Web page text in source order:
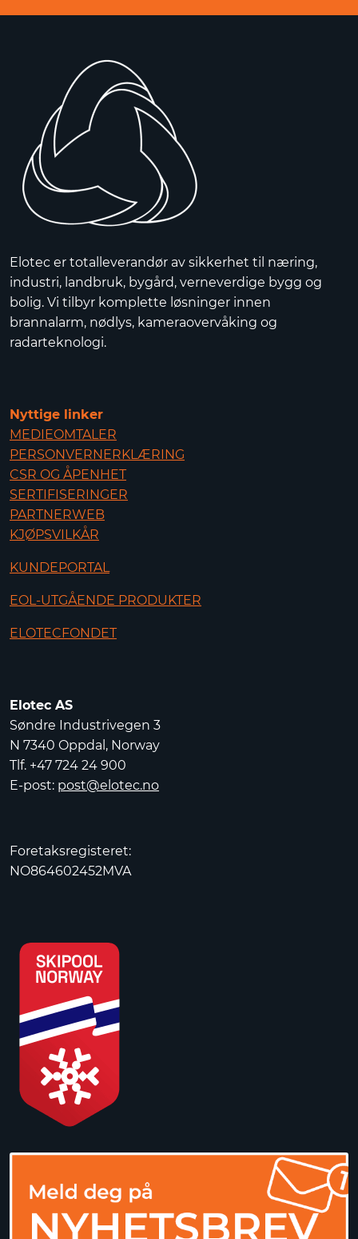
Elotec er totalleverandør av sikkerhet til næring,
industri, landbruk, bygård, verneverdige bygg og
bolig. Vi tilbyr komplette løsninger innen
brannalarm, nødlys, kameraovervåking og
radarteknologi.
Nyttige linker
MEDIEOMTALER
PERSONVERNERKLÆRING
CSR OG ÅPENHET
SERTIFISERINGER
PARTNERWEB
KJØPSVILKÅR
KUNDEPORTAL
EOL-UTGÅENDE PRODUKTER
ELOTECFONDET
Elotec AS
Søndre Industrivegen 3
N 7340 Oppdal, Norway
Tlf. +47 724 24 900
E-post: post@elotec.no
Foretaksregisteret:
NO864602452MVA